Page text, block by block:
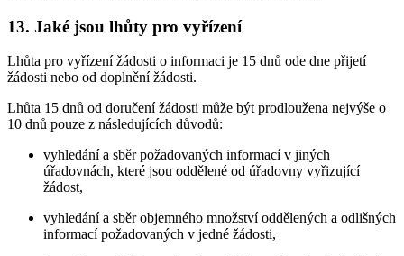
13. Jaké jsou lhůty pro vyřízení
Lhůta pro vyřízení žádosti o informaci je 15 dnů ode dne přijetí
žádosti nebo od doplnění žádosti.
Lhůta 15 dnů od doručení žádosti může být prodloužena nejvýše o
10 dnů pouze z následujících důvodů:
vyhledání a sběr požadovaných informací v jiných
úřadovnách, které jsou oddělené od úřadovny vyřizující
žádost,
vyhledání a sběr objemného množství oddělených a odlišných
informací požadovaných v jedné žádosti,